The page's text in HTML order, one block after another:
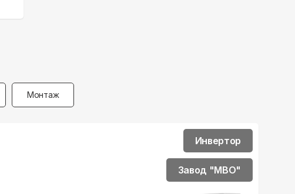
Монтаж
Инвертор
Завод "MBO"